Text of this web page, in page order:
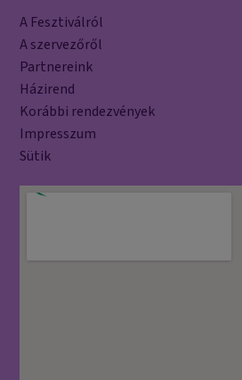
A Fesztiválról
A szervezőről
Partnereink
Házirend
Korábbi rendezvények
Impresszum
Sütik